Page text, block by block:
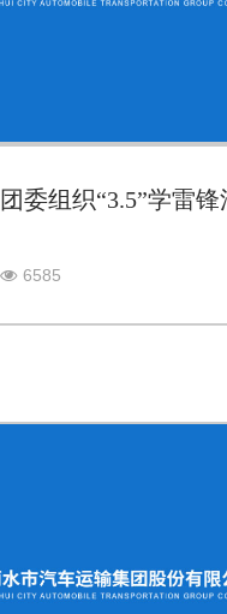
团委组织“3.5”学雷锋
6585